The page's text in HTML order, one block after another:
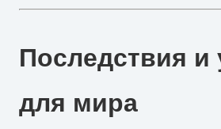
Последствия и
для мира